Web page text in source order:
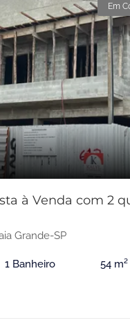
Em
à Venda com 2
Grande-SP
1 Banheiro 54 m²